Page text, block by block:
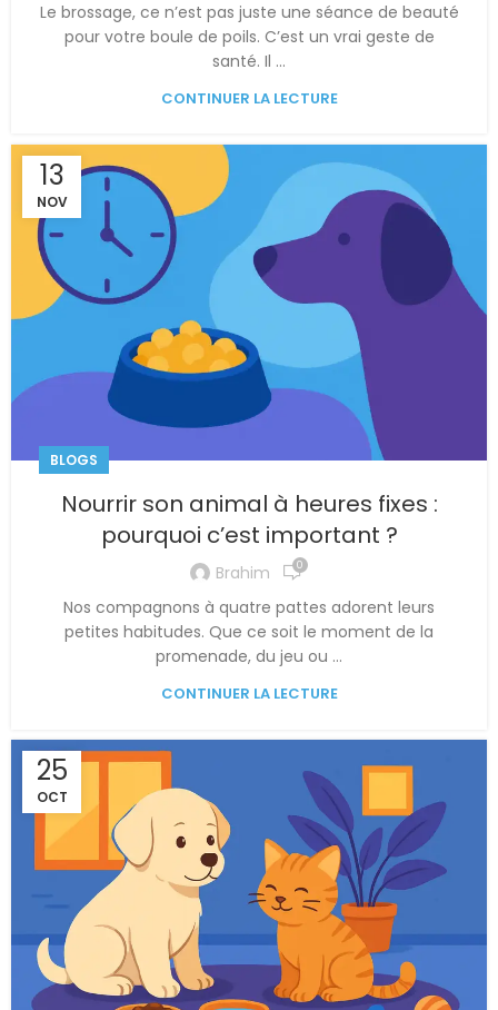
Le brossage, ce n’est pas juste une séance de beauté
pour votre boule de poils. C’est un vrai geste de
santé. Il ...
CONTINUER LA LECTURE
13
NOV
BLOGS
Nourrir son animal à heures fixes :
pourquoi c’est important ?
Brahim 0
Nos compagnons à quatre pattes adorent leurs
petites habitudes. Que ce soit le moment de la
promenade, du jeu ou ...
CONTINUER LA LECTURE
25
OCT